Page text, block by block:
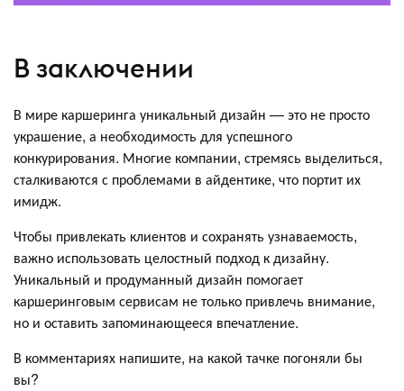
В заключении
В мире каршеринга уникальный дизайн — это не просто
украшение, а необходимость для успешного
конкурирования. Многие компании, стремясь выделиться,
сталкиваются с проблемами в айдентике, что портит их
имидж.
Чтобы привлекать клиентов и сохранять узнаваемость,
важно использовать целостный подход к дизайну.
Уникальный и продуманный дизайн помогает
каршеринговым сервисам не только привлечь внимание,
но и оставить запоминающееся впечатление.
В комментариях напишите, на какой тачке погоняли бы
вы?